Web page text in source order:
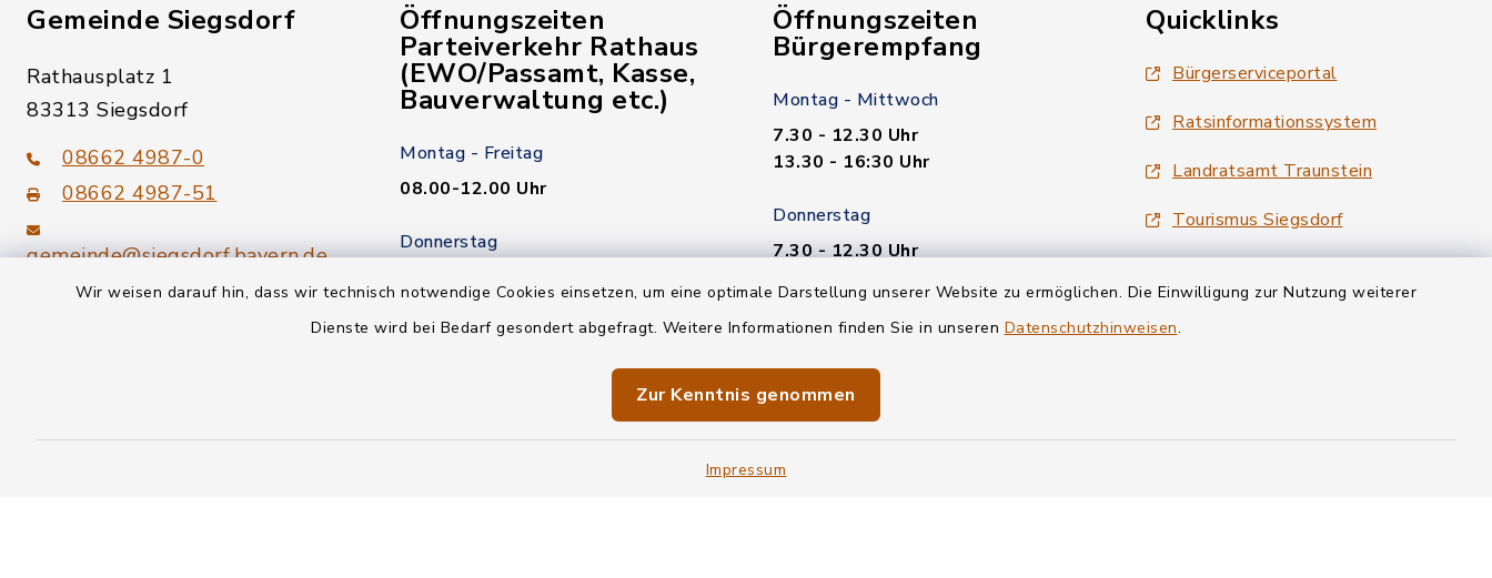
Wir weisen darauf hin, dass wir technisch notwendige Cookies einsetzen, um eine optimale Darstellung unserer Website zu ermöglichen. Die Einwilligung zur Nutzung weiterer
Dienste wird bei Bedarf gesondert abgefragt. Weitere Informationen finden Sie in unseren Datenschutzhinweisen.
Zur Kenntnis genommen
Impressum
Gemeinde Siegsdorf
Rathausplatz 1
83313 Siegsdorf
08662 4987-0
08662 4987-51
gemeinde@siegsdorf.bayern.de
Öffnungszeiten
Parteiverkehr Rathaus
(EWO/Passamt, Kasse,
Bauverwaltung etc.)
Montag - Freitag
08.00-12.00 Uhr
Donnerstag
Kein Termin nötig!
Öffnungszeiten
Bürgerempfang
Montag - Mittwoch
7.30 - 12.30 Uhr
13.30 - 16:30 Uhr
Donnerstag
7.30 - 12.30 Uhr
Freitag
7.30 - 12.30 Uhr
Quicklinks
Bürgerserviceportal
Ratsinformationssystem
Landratsamt Traunstein
Tourismus Siegsdorf